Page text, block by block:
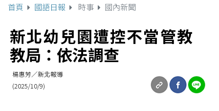
首頁 國語日報 時事 國內新聞
新北幼兒園遭控不當管教
教局：依法調查
楊惠芳／新北報導
(2025/10/9)